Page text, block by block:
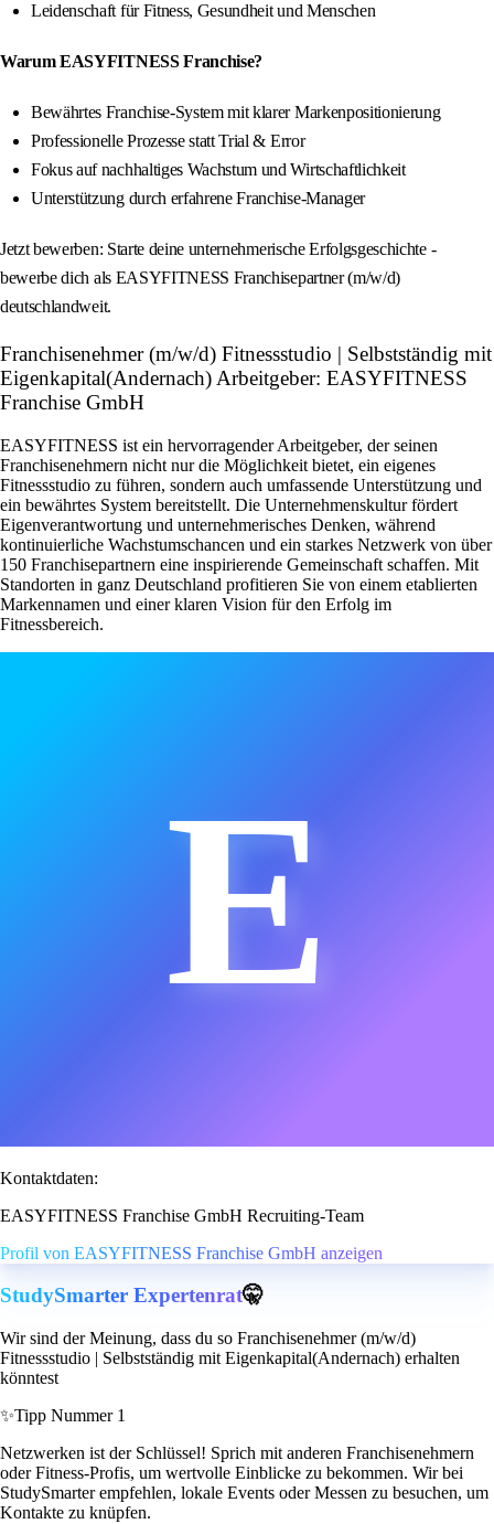
Leidenschaft für Fitness, Gesundheit und Menschen
Warum EASYFITNESS Franchise?
Bewährtes Franchise-System mit klarer Markenpositionierung
Professionelle Prozesse statt Trial & Error
Fokus auf nachhaltiges Wachstum und Wirtschaftlichkeit
Unterstützung durch erfahrene Franchise-Manager
Jetzt bewerben: Starte deine unternehmerische Erfolgsgeschichte -
bewerbe dich als EASYFITNESS Franchisepartner (m/w/d)
deutschlandweit.
Franchisenehmer (m/w/d) Fitnessstudio | Selbstständig mit
Eigenkapital(Andernach) Arbeitgeber: EASYFITNESS
Franchise GmbH
EASYFITNESS ist ein hervorragender Arbeitgeber, der seinen
Franchisenehmern nicht nur die Möglichkeit bietet, ein eigenes
Fitnessstudio zu führen, sondern auch umfassende Unterstützung und
ein bewährtes System bereitstellt. Die Unternehmenskultur fördert
Eigenverantwortung und unternehmerisches Denken, während
kontinuierliche Wachstumschancen und ein starkes Netzwerk von über
150 Franchisepartnern eine inspirierende Gemeinschaft schaffen. Mit
Standorten in ganz Deutschland profitieren Sie von einem etablierten
Markennamen und einer klaren Vision für den Erfolg im
Fitnessbereich.
E
Kontaktdaten:
EASYFITNESS Franchise GmbH Recruiting-Team
Profil von EASYFITNESS Franchise GmbH anzeigen
StudySmarter Expertenrat🤫
Wir sind der Meinung, dass du so Franchisenehmer (m/w/d)
Fitnessstudio | Selbstständig mit Eigenkapital(Andernach) erhalten
könntest
✨Tipp Nummer 1
Netzwerken ist der Schlüssel! Sprich mit anderen Franchisenehmern
oder Fitness-Profis, um wertvolle Einblicke zu bekommen. Wir bei
StudySmarter empfehlen, lokale Events oder Messen zu besuchen, um
Kontakte zu knüpfen.